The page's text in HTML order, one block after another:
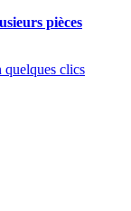
pièces
quelques clics